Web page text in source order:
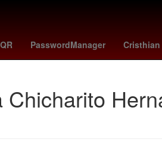
PasswordManager Cristhian
Agresión Pago Senador vix